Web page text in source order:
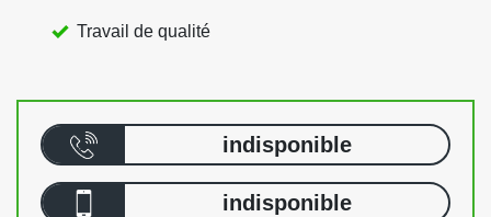
Travail de qualité
indisponible
indisponible